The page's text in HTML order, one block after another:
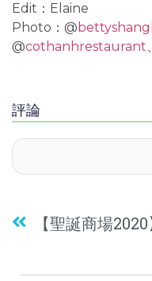
Edit：Elaine
Photo：@
@cothanhrestaurant
評論